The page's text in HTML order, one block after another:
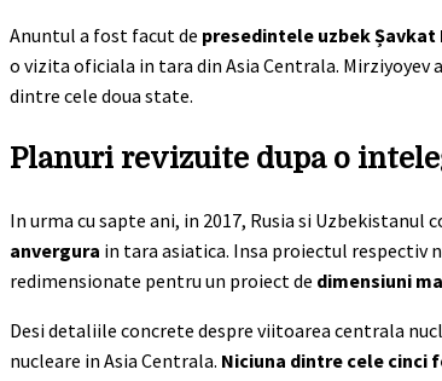
Anuntul a fost facut de presedintele uzbek Șavkat
o vizita oficiala in tara din Asia Centrala. Mirziyoyev
dintre cele doua state.
Planuri revizuite dupa o
In urma cu sapte ani, in 2017, Rusia si
anvergura in tara asiatica. Insa proiectul respectiv
redimensionate pentru un proiect de dimensiuni
Desi detaliile concrete despre viitoarea centrala
nucleare in Asia Centrala. Niciuna dintre cele cinci